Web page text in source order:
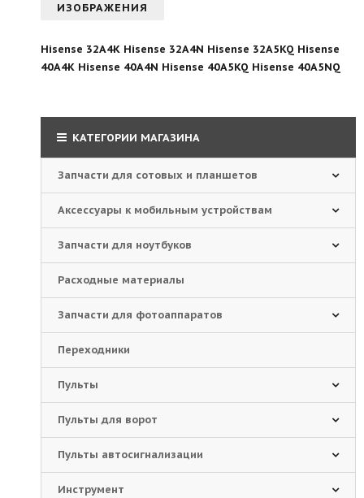
ИЗОБРАЖЕНИЯ
Hisense 32A4K Hisense 32A4N Hisense 32A5KQ Hisense
40A4K Hisense 40A4N Hisense 40A5KQ Hisense 40A5NQ
КАТЕГОРИИ МАГАЗИНА
Запчасти для сотовых и планшетов
Аксессуары к мобильным устройствам
Запчасти для ноутбуков
Расходные материалы
Запчасти для фотоаппаратов
Переходники
Пульты
Пульты для ворот
Пульты автосигнализации
Инструмент